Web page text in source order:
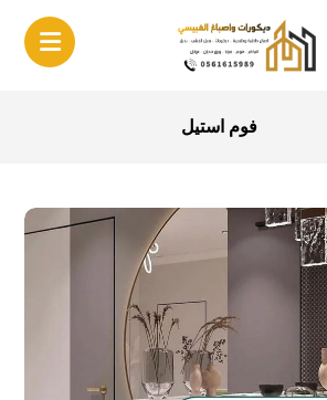
فوم استيل